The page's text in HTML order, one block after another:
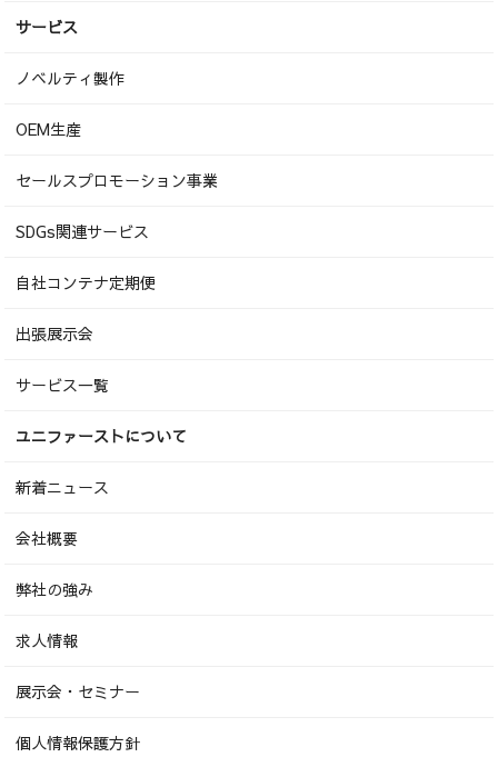
サービス
ノベルティ製作
OEM生産
セールスプロモーション事業
SDGs関連サービス
自社コンテナ定期便
出張展示会
サービス一覧
ユニファーストについて
新着ニュース
会社概要
弊社の強み
求人情報
展示会・セミナー
個人情報保護方針